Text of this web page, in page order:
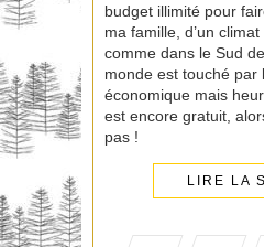
budget illimité pour
ma famille, d’un
comme dans le Sud
monde est touché par
économique mais
est encore gratuit,
pas !
LIRE LA